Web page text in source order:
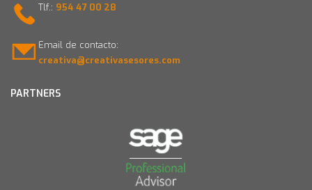
Tlf.: 954 47 00 28
Email de contacto:
creativa@creativasesores.com
PARTNERS